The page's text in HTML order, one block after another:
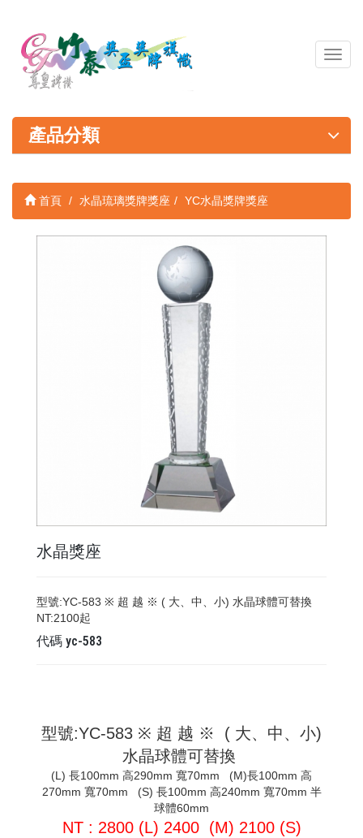
導
覽
關
產品分類
首頁 水晶琉璃獎牌獎座 YC水晶獎牌獎座
水晶獎座
型號:YC-583 ※ 超 越 ※ ( 大、中、小) 水晶球體可替換
NT:2100起
代碼 yc-583
型號:YC-583 ※ 超 越 ※ ( 大、中、小)
水晶球體可替換
(L) 長100mm 高290mm 寬70mm (M)長100mm 高
270mm 寬70mm (S) 長100mm 高240mm 寬70mm 半
球體60mm
NT : 2800 (L) 2400 (M) 2100 (S)